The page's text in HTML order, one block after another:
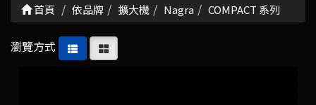
首頁 依品牌 擴大機 Nagra COMPACT 系列
瀏覽方式